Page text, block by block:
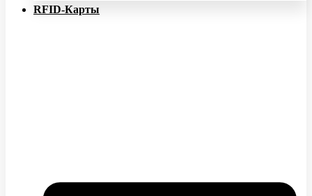
RFID-Карты